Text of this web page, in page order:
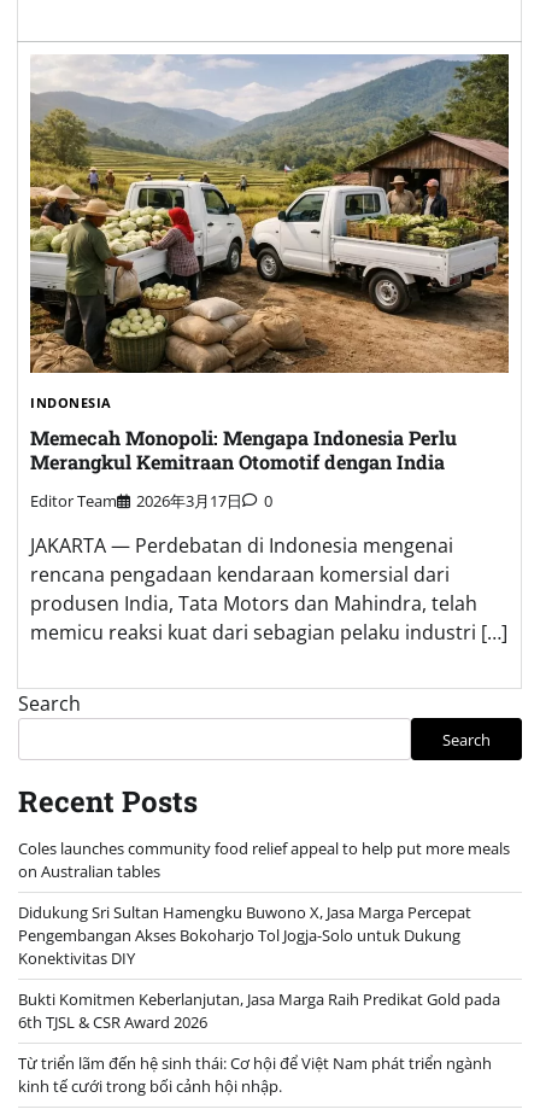
INDONESIA
Memecah Monopoli: Mengapa Indonesia Perlu
Merangkul Kemitraan Otomotif dengan India
Editor Team 2026年3月17日 0
JAKARTA — Perdebatan di Indonesia mengenai
rencana pengadaan kendaraan komersial dari
produsen India, Tata Motors dan Mahindra, telah
memicu reaksi kuat dari sebagian pelaku industri […]
Search
Search
Recent Posts
Coles launches community food relief appeal to help put more meals
on Australian tables
Didukung Sri Sultan Hamengku Buwono X, Jasa Marga Percepat
Pengembangan Akses Bokoharjo Tol Jogja-Solo untuk Dukung
Konektivitas DIY
Bukti Komitmen Keberlanjutan, Jasa Marga Raih Predikat Gold pada
6th TJSL & CSR Award 2026
Từ triển lãm đến hệ sinh thái: Cơ hội để Việt Nam phát triển ngành
kinh tế cưới trong bối cảnh hội nhập.